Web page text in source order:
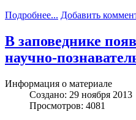
Подробнее... Добавить
В заповеднике
научно-
Информация о материале
Создано: 29 ноября 2013
Просмотров: 4081